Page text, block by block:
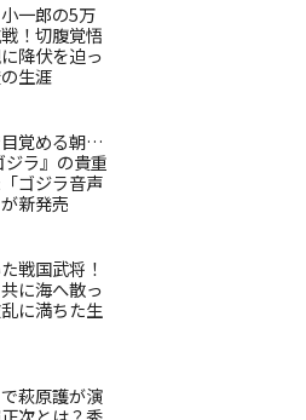
一郎の5万
！切腹覚悟
降伏を迫っ
生涯
覚める朝…
ラ』の貴重
ゴジラ音声
新発売
戦国武将！
に海へ散っ
に満ちた生
萩原護が演